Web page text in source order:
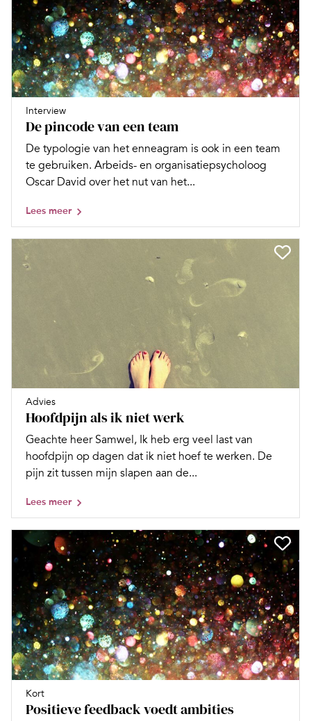
Interview
De pincode van een team
De typologie van het enneagram is ook in een team
te gebruiken. Arbeids- en organisatiepsycholoog
Oscar David over het nut van het...
Lees meer
Advies
Hoofdpijn als ik niet werk
Geachte heer Samwel, Ik heb erg veel last van
hoofdpijn op dagen dat ik niet hoef te werken. De
pijn zit tussen mijn slapen aan de...
Lees meer
Kort
Positieve feedback voedt ambities